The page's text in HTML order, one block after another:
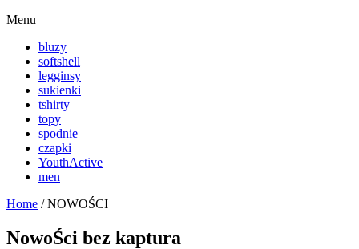
Menu
bluzy
softshell
legginsy
sukienki
tshirty
topy
spodnie
czapki
YouthActive
men
Home / NOWOŚCI
NowoŚci bez kaptura